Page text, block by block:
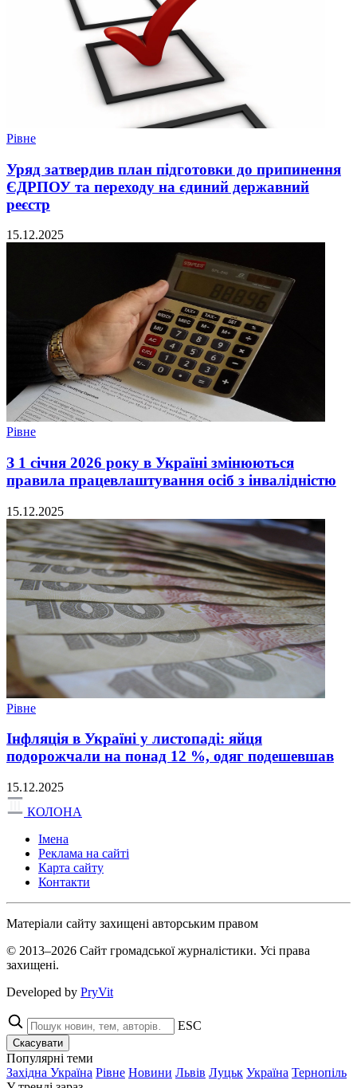
Рівне
Уряд затвердив план підготовки до припинення
ЄДРПОУ та переходу на єдиний державний
реєстр
15.12.2025
Рівне
З 1 січня 2026 року в Україні змінюються
правила працевлаштування осіб з інвалідністю
15.12.2025
Рівне
Інфляція в Україні у листопаді: яйця
подорожчали на понад 12 %, одяг подешевшав
15.12.2025
КОЛОНА
Імена
Реклама на сайті
Карта сайту
Контакти
Матеріали сайту захищені авторським правом
© 2013–2026 Сайт громадської журналістики. Усі права
захищені.
Developed by PryVit
ESC
Скасувати
Популярні теми
Західна Україна Рівне Новини Львів Луцьк Україна Тернопіль